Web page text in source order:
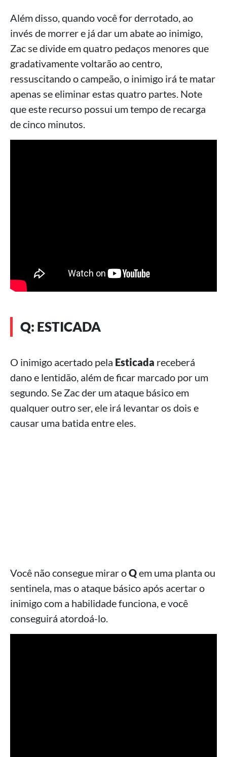
Além disso, quando você for derrotado, ao
invés de morrer e já dar um abate ao inimigo,
Zac se divide em quatro pedaços menores que
gradativamente voltarão ao centro,
ressuscitando o campeão, o inimigo irá te matar
apenas se eliminar estas quatro partes. Note
que este recurso possui um tempo de recarga
de cinco minutos.
Q: ESTICADA
O inimigo acertado pela Esticada receberá
dano e lentidão, além de ficar marcado por um
segundo. Se Zac der um ataque básico em
qualquer outro ser, ele irá levantar os dois e
causar uma batida entre eles.
Você não consegue mirar oQem uma planta ou
sentinela, mas o ataque básico após acertar o
inimigo com a habilidade funciona, e você
conseguirá atordoá-lo.